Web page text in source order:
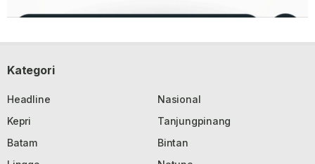
Kategori
Headline
Nasional
Kepri
Tanjungpinang
Batam
Bintan